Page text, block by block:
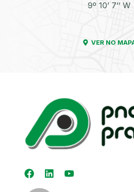
9º 10’ 7’’ W
VER NO
Kit Distribuição